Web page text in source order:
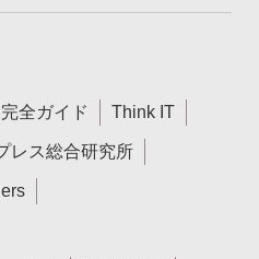
全ガイド Think IT
レス総合研究所